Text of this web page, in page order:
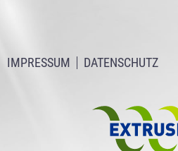
IMPRESSUM DATENSCHUTZ